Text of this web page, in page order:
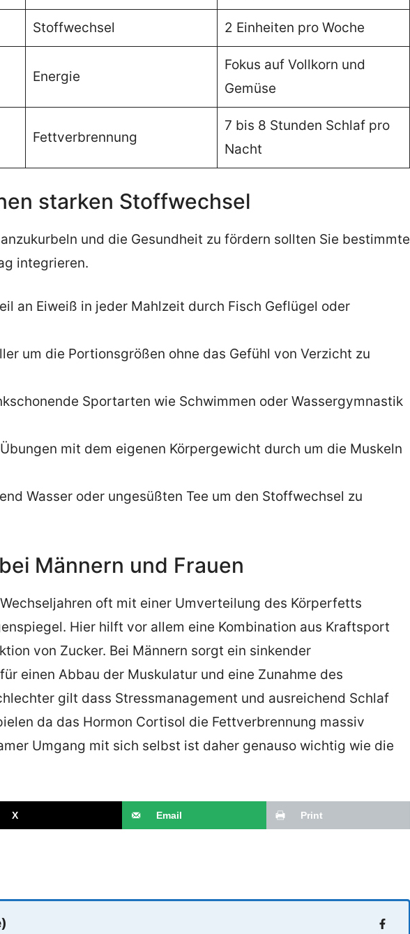
Stoffwechsel 2 Einheiten pro Woche
Energie
Fokus auf Vollkorn und
Gemüse
Fettverbrennung
7 bis 8 Stunden Schlaf pro
Nacht
starken Stoffwechsel
und die Gesundheit zu fördern sollten Sie bestimmte
integrieren.
an Eiweiß in jeder Mahlzeit durch Fisch Geflügel oder
um die Portionsgrößen ohne das Gefühl von Verzicht zu
Sportarten wie Schwimmen oder Wassergymnastik
mit dem eigenen Körpergewicht durch um die Muskeln
Wasser oder ungesüßten Tee um den Stoffwechsel zu
Männern und Frauen
oft mit einer Umverteilung des Körperfetts
Hier hilft vor allem eine Kombination aus Kraftsport
von Zucker. Bei Männern sorgt ein sinkender
einen Abbau der Muskulatur und eine Zunahme des
gilt dass Stressmanagement und ausreichend Schlaf
da das Hormon Cortisol die Fettverbrennung massiv
Umgang mit sich selbst ist daher genauso wichtig wie die
X Email Print